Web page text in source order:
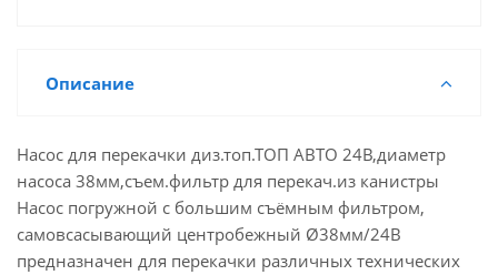
Описание
Насос для перекачки диз.топ.ТОП АВТО 24В,диаметр
насоса 38мм,съем.фильтр для перекач.из канистры
Насос погружной с большим съёмным фильтром,
самовсасывающий центробежный Ø38мм/24В
предназначен для перекачки различных технических